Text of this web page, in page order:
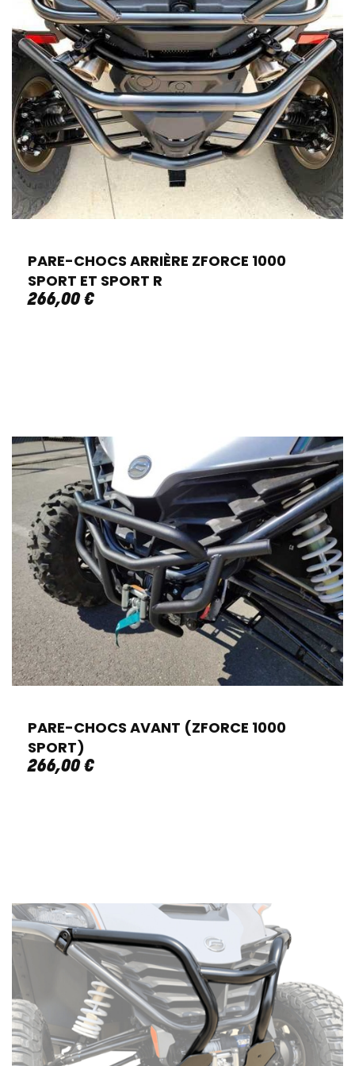
PARE-CHOCS ARRIÈRE ZFORCE 1000
SPORT ET SPORT R
266,00€
PARE-CHOCS AVANT (ZFORCE 1000
SPORT)
266,00€